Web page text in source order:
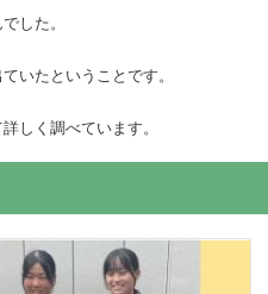
した。
いたということです。
しく調べています。